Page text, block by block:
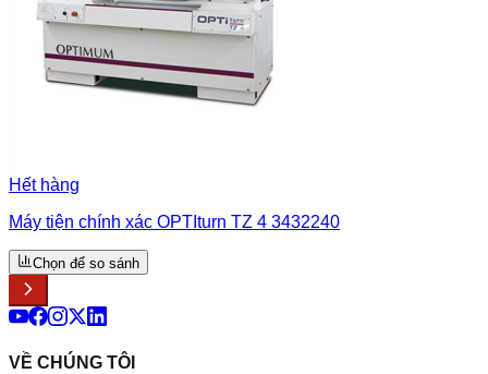
Hết hàng
Máy tiện chính xác OPTIturn TZ 4 3432240
Chọn để so sánh
VỀ CHÚNG TÔI